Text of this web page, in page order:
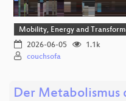
Mobility, Energy and
2026-06-05
1.1k
couchsofa
Der